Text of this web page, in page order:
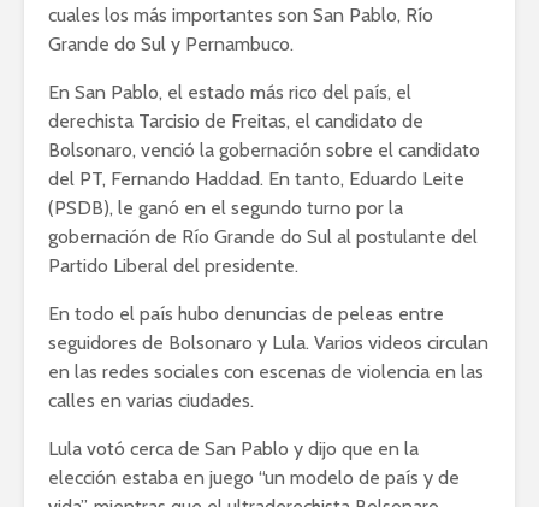
cuales los más importantes son San Pablo, Río
Grande do Sul y Pernambuco.
En San Pablo, el estado más rico del país, el
derechista Tarcisio de Freitas, el candidato de
Bolsonaro, venció la gobernación sobre el candidato
del PT, Fernando Haddad. En tanto, Eduardo Leite
(PSDB), le ganó en el segundo turno por la
gobernación de Río Grande do Sul al postulante del
Partido Liberal del presidente.
En todo el país hubo denuncias de peleas entre
seguidores de Bolsonaro y Lula. Varios videos circulan
en las redes sociales con escenas de violencia en las
calles en varias ciudades.
Lula votó cerca de San Pablo y dijo que en la
elección estaba en juego “un modelo de país y de